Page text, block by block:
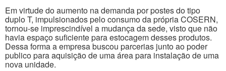
Em virtude do aumento na demanda por postes do tipo
duplo T, impulsionados pelo consumo da própria COSERN,
tornou-se imprescindível a mudança da sede, visto que não
havia espaço suficiente para estocagem desses produtos.
Dessa forma a empresa buscou parcerias junto ao poder
publico para aquisição de uma área para instalação de uma
nova unidade.